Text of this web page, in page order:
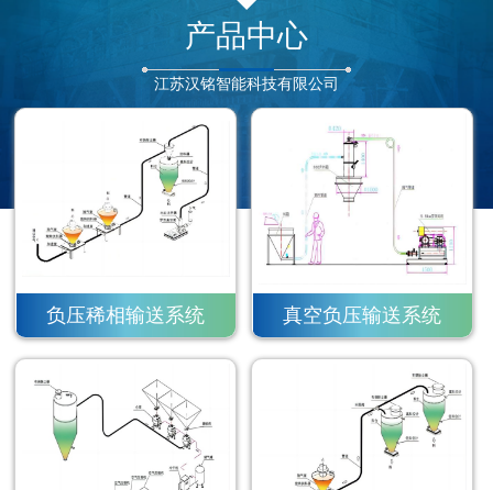
产品中心
江苏汉铭智能科技有限公司
负压稀相输送系统 真空负压输送系统